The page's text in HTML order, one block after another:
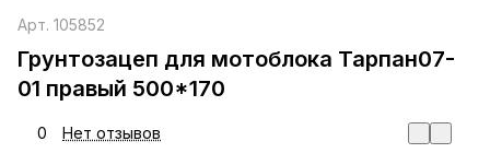
Арт. 105852
Грунтозацеп для мотоблока Тарпан07-
01 правый 500*170
0 Нет отзывов